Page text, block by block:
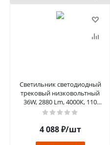
Светильник светодиодный
трековый низковольтный
36W, 2880 Lm, 4000К, 110
градусов, черный, MGN302
4 088₽/шт